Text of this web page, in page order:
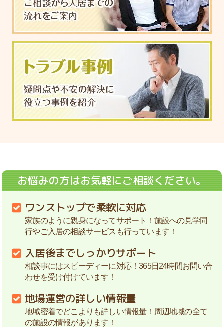
お悩みの方はお気軽にご相談ください。
ワンストップで柔軟に対応
家族のように親身になってサポート！施設への見学同
行やご入居の相談サービスも行っています！
入居後までしっかりサポート
相談事にはスピーディーに対応！365日24時間お問い合
わせを受け付けています！
地場運営の詳しい情報量
地域密着でどこよりも詳しい情報量！周辺地域の全て
の施設の情報があります！